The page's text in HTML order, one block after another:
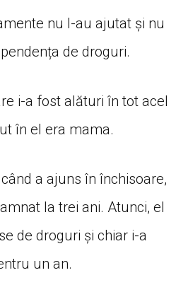
nu l-au ajutat și nu
de droguri.
i-a fost alături în tot acel
în el era mama.
a ajuns în închisoare,
la trei ani. Atunci, el
de droguri și chiar i-a
un an.